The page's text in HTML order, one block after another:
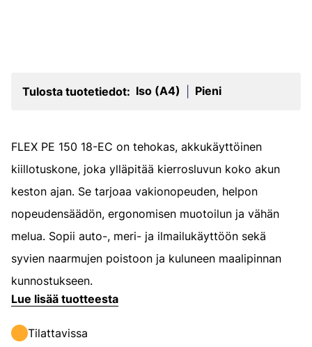
Tulosta tuotetiedot: Iso (A4) Pieni
FLEX PE 150 18-EC on tehokas, akkukäyttöinen
kiillotuskone, joka ylläpitää kierrosluvun koko akun
keston ajan. Se tarjoaa vakionopeuden, helpon
nopeudensäädön, ergonomisen muotoilun ja vähän
melua. Sopii auto-, meri- ja ilmailukäyttöön sekä
syvien naarmujen poistoon ja kuluneen maalipinnan
kunnostukseen.
Lue lisää tuotteesta
Tilattavissa